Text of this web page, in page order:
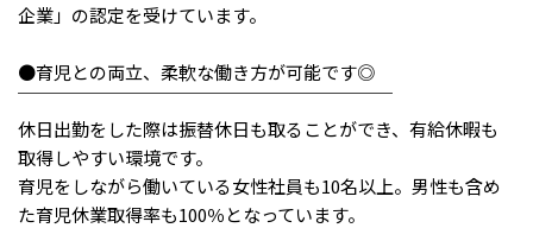
企業」の認定を受けています。
●育児との両立、柔軟な働き方が可能です◎
￣￣￣￣￣￣￣￣￣￣￣￣￣￣￣￣￣￣￣￣￣
休日出勤をした際は振替休日も取ることができ、有給休暇も
取得しやすい環境です。
育児をしながら働いている女性社員も10名以上。男性も含め
た育児休業取得率も100％となっています。